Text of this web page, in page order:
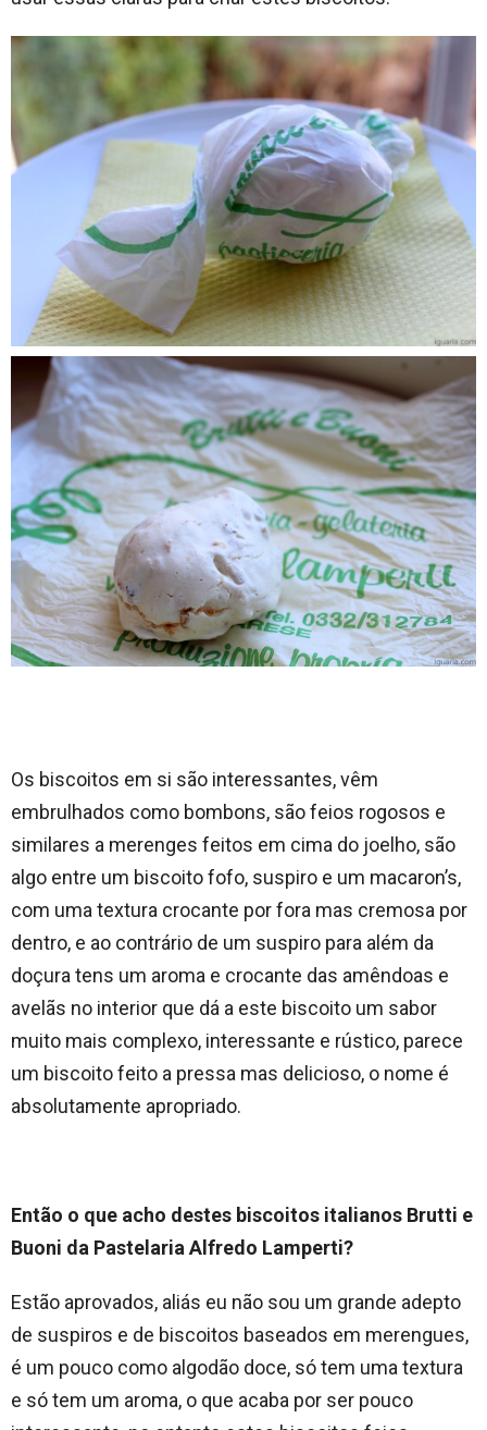
Os biscoitos em si são interessantes, vêm
embrulhados como bombons, são feios rogosos e
similares a merenges feitos em cima do joelho, são
algo entre um biscoito fofo, suspiro e um macaron’s,
com uma textura crocante por fora mas cremosa por
dentro, e ao contrário de um suspiro para além da
doçura tens um aroma e crocante das amêndoas e
avelãs no interior que dá a este biscoito um sabor
muito mais complexo, interessante e rústico, parece
um biscoito feito a pressa mas delicioso, o nome é
absolutamente apropriado.
Então o que acho destes biscoitos italianos Brutti e
Buoni da Pastelaria Alfredo Lamperti?
Estão aprovados, aliás eu não sou um grande adepto
de suspiros e de biscoitos baseados em merengues,
é um pouco como algodão doce, só tem uma textura
e só tem um aroma, o que acaba por ser pouco